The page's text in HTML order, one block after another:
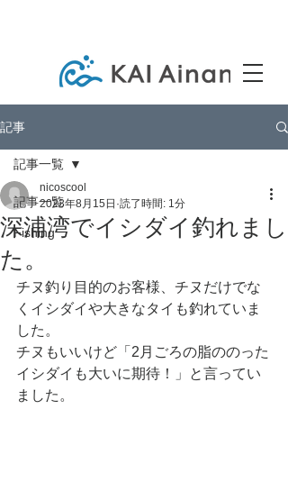
記事
記事一覧
Fishing
記事一覧
深浦湾でイシダイ釣れまし
た。
nicoscool
2023年8月15日 読了時間: 1分
チヌ釣り目的のお客様、チヌだけでな
くイシダイや大きなタイも釣れていま
した。
チヌもいいけど「2月ごろの脂ののった
イシダイも大いに期待！」と言ってい
ました。